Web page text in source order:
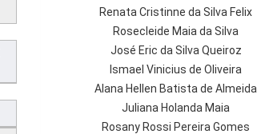
Renata Cristinne da Silva Felix
Rosecleide Maia da Silva
José Eric da Silva Queiroz
Ismael Vinicius de Oliveira
Alana Hellen Batista de Almeida
Juliana Holanda Maia
Rosany Rossi Pereira Gomes